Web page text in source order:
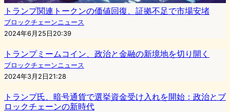
トランプ関連トークンの価値回復、証拠不足で市場安堵
ブロックチェーンニュース
2024年6月25日20:39
トランプミームコイン、政治と金融の新境地を切り開く
ブロックチェーンニュース
2024年3月2日21:28
トランプ氏、暗号通貨で選挙資金受け入れを開始：政治とブ
ロックチェーンの新時代